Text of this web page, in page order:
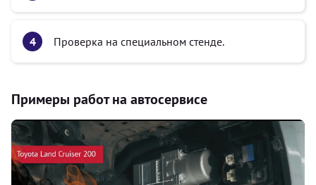
Проверка на специальном стенде.
Примеры работ на автосервисе